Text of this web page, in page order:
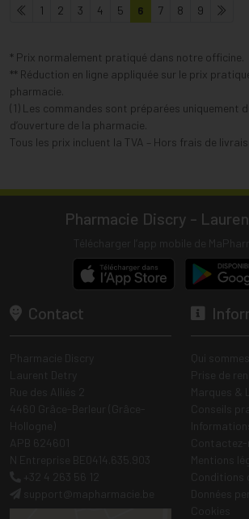
1 2 3 4 5 6 7 8 9
* Prix normalement pratiqué dans notre officine.
** Réduction en ligne appliquée sur le prix
pharmacie.
(1) Les commandes sont préparées uniquement
d’ouverture de la pharmacie.
Tous les prix incluent la TVA – Hors frais de
Pharmacie Discry -
Contact